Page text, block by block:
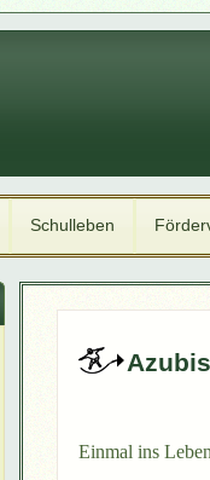
Schulleben
Einmal ins